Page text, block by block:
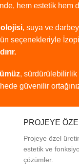
hem estetik hem
, suya ve
seçenekleriyle
, sürdürülebilirlik
güvenilir
PROJEYE
Projeye özel
estetik ve
çözümler.